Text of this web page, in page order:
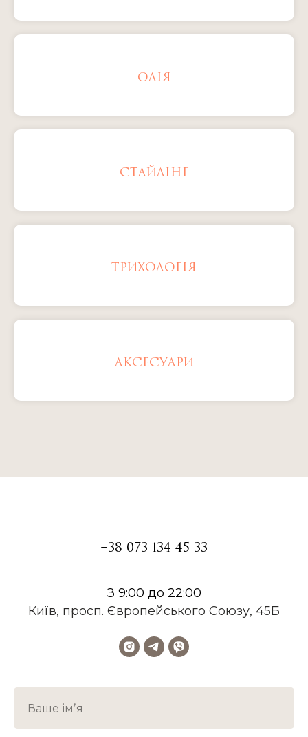
ОЛІЯ
СТАЙЛІНГ
ТРИХОЛОГІЯ
АКСЕСУАРИ
+38 073 134 45 33
З 9:00 до 22:00
Київ, просп. Європейського Союзу, 45Б